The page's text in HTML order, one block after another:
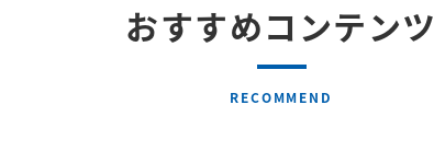
おすすめコンテンツ
RECOMMEND